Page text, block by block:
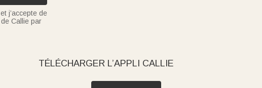
et j’accepte de
Callie par
TÉLÉCHARGER L’APPLI CALLIE